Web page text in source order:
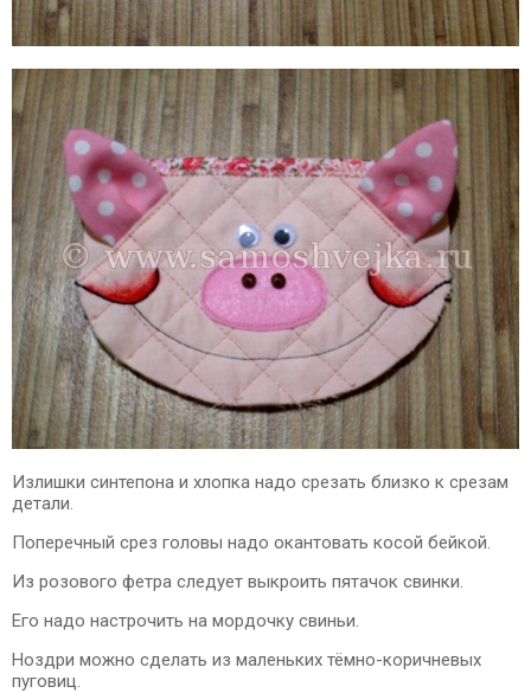
Излишки синтепона и хлопка надо срезать близко к срезам
детали.
Поперечный срез головы надо окантовать косой бейкой.
Из розового фетра следует выкроить пятачок свинки.
Его надо настрочить на мордочку свиньи.
Ноздри можно сделать из маленьких тёмно-коричневых
пуговиц.